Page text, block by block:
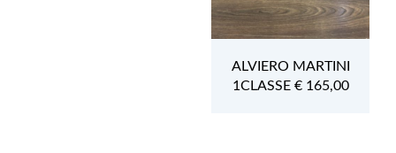
ALVIERO MARTINI
1CLASSE € 165,00